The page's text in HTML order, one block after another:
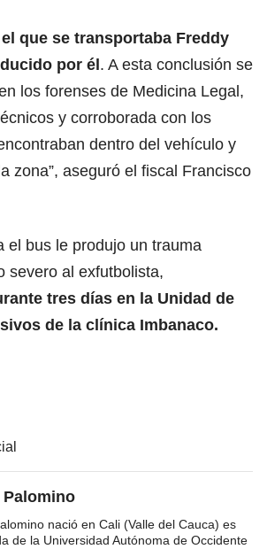
que se transportaba Freddy
por él. A esta conclusión se
los forenses de Medicina Legal,
y corroborada con los
dentro del vehículo y
zona”, aseguró el fiscal Francisco
el bus le produjo un trauma
severo al exfutbolista,
tres días en la Unidad de
de la clínica Imbanaco.
Palomino
nació en Cali (Valle del Cauca) es
de la Universidad Autónoma de Occidente